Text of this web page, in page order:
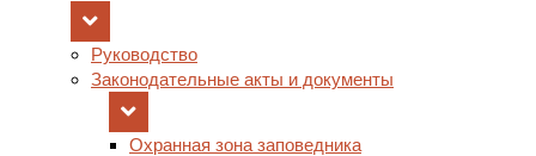
Руководство
Законодательные акты и документы
Охранная зона заповедника